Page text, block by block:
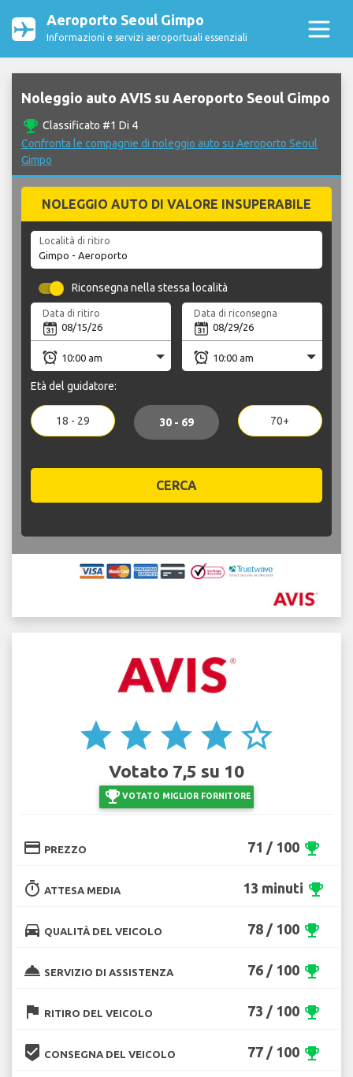
Aeroporto Seoul Gimpo
Informazioni e servizi aeroportuali essenziali
Noleggio auto AVIS su Aeroporto Seoul Gimpo
emoji_events Classificato #1 Di 4
Confronta le compagnie di noleggio auto su Aeroporto Seoul
Gimpo
NOLEGGIO AUTO DI VALORE INSUPERABILE
Località di ritiro
Riconsegna nella stessa località
Data di ritiro Data di riconsegna
Età del guidatore:
18 - 29 30 - 69 70+
CERCA
star star star star star_border
Votato 7,5 su 10
emoji_events VOTATO MIGLIOR FORNITORE
credit_card PREZZO 71 / 100 emoji_events
timer ATTESA MEDIA 13 minuti emoji_events
directions_car QUALITÀ DEL VEICOLO 78 / 100 emoji_events
room_service SERVIZIO DI ASSISTENZA 76 / 100 emoji_events
flag RITIRO DEL VEICOLO 73 / 100 emoji_events
beenhere CONSEGNA DEL VEICOLO 77 / 100 emoji_events